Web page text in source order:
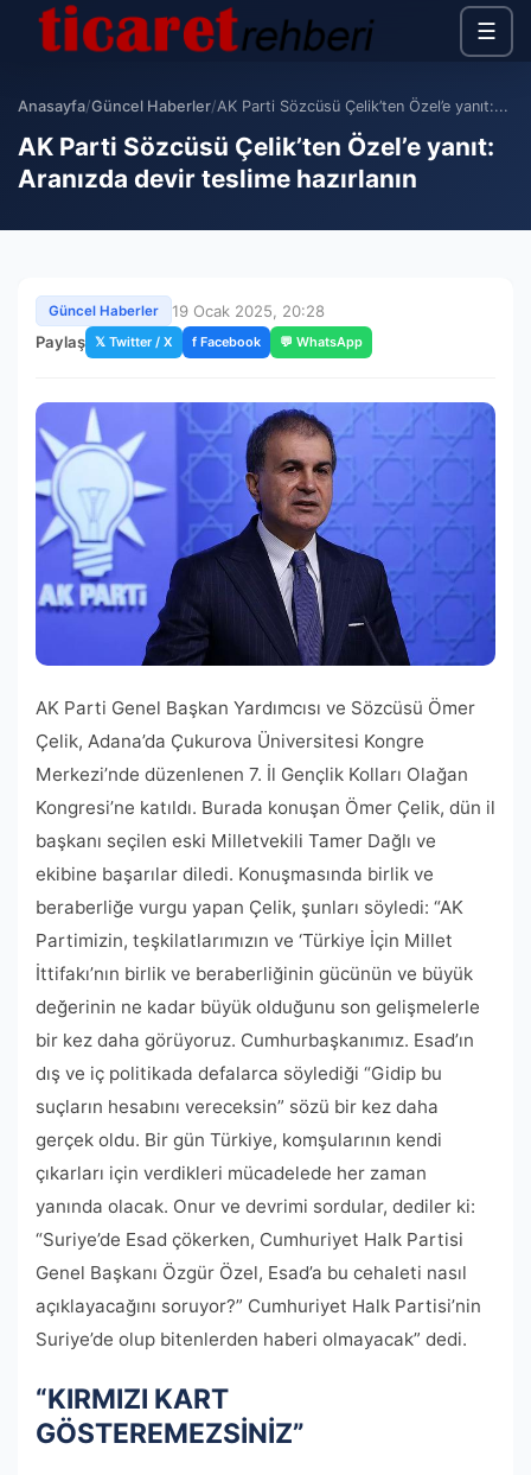
☰
Anasayfa/Güncel Haberler/AK Parti Sözcüsü Çelik’ten Özel’e yanıt:...
AK Parti Sözcüsü Çelik’ten Özel’e yanıt:
Aranızda devir teslime hazırlanın
Güncel Haberler
19 Ocak 2025, 20:28
Paylaş 𝕏 Twitter / X f Facebook 💬 WhatsApp
AK Parti Genel Başkan Yardımcısı ve Sözcüsü Ömer
Çelik, Adana’da Çukurova Üniversitesi Kongre
Merkezi’nde düzenlenen 7. İl Gençlik Kolları Olağan
Kongresi’ne katıldı. Burada konuşan Ömer Çelik, dün il
başkanı seçilen eski Milletvekili Tamer Dağlı ve
ekibine başarılar diledi. Konuşmasında birlik ve
beraberliğe vurgu yapan Çelik, şunları söyledi: “AK
Partimizin, teşkilatlarımızın ve ‘Türkiye İçin Millet
İttifakı’nın birlik ve beraberliğinin gücünün ve büyük
değerinin ne kadar büyük olduğunu son gelişmelerle
bir kez daha görüyoruz. Cumhurbaşkanımız. Esad’ın
dış ve iç politikada defalarca söylediği “Gidip bu
suçların hesabını vereceksin” sözü bir kez daha
gerçek oldu. Bir gün Türkiye, komşularının kendi
çıkarları için verdikleri mücadelede her zaman
yanında olacak. Onur ve devrimi sordular, dediler ki:
“Suriye’de Esad çökerken, Cumhuriyet Halk Partisi
Genel Başkanı Özgür Özel, Esad’a bu cehaleti nasıl
açıklayacağını soruyor?” Cumhuriyet Halk Partisi’nin
Suriye’de olup bitenlerden haberi olmayacak” dedi.
“KIRMIZI KART
GÖSTEREMEZSİNİZ”